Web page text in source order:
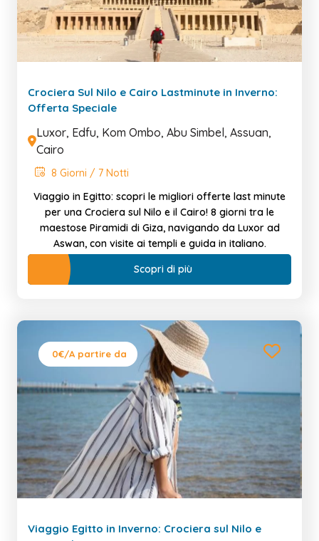
Crociera Sul Nilo e Cairo Lastminute in Inverno:
Offerta Speciale
Luxor, Edfu, Kom Ombo, Abu Simbel, Assuan,
Cairo
8 Giorni / 7 Notti
Viaggio in Egitto: scopri le migliori offerte last minute
per una Crociera sul Nilo e il Cairo! 8 giorni tra le
maestose Piramidi di Giza, navigando da Luxor ad
Aswan, con visite ai templi e guida in italiano.
Scopri di più
0€/A partire da
Viaggio Egitto in Inverno: Crociera sul Nilo e